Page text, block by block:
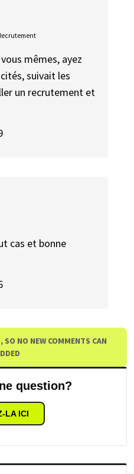
mêmes, ayez
suivait les
un recrutement et
cas et bonne
NO NEW COMMENTS CAN
question?
LA ICI